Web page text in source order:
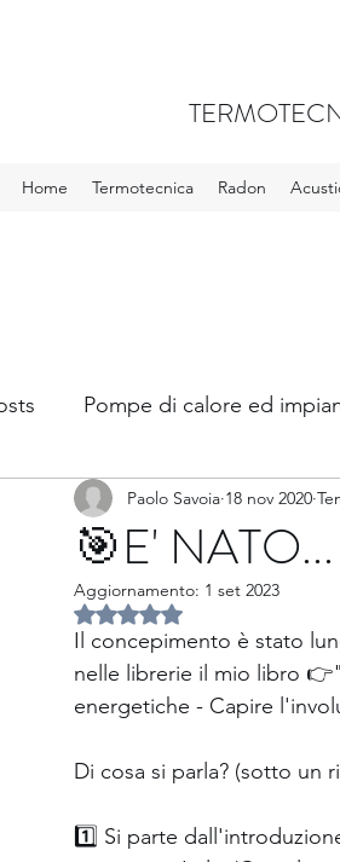
Home Termotecnica Radon
Pompe di calore ed
VMC - Ventilazione meccanica
Ponti termici
Patologie edilizie
Fotovoltaico ed accumulo
🎯E'
Paolo Savoia 18 nov 2020
Aggiornamento: 1 set 2023
Valutazione NaN stelle su 5.
Il concepimento è stato
nelle librerie il mio libro
energetiche - Capire
Di cosa si parla? (sotto un
1️⃣ Si parte